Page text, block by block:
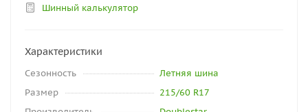
Шинный калькулятор
Характеристики
Сезонность
Летняя шина
Размер
215/60 R17